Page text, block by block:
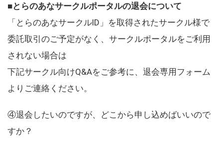
■とらのあなサークルポータルの退会について
「とらのあなサークルID」を取得されたサークル様で
委託取引のご予定がなく、サークルポータルをご利用
されない場合は
下記サークル向けQ&Aをご参考に、退会専用フォーム
よりご連絡ください。
④退会したいのですが、どこから申し込めばいいので
すか？